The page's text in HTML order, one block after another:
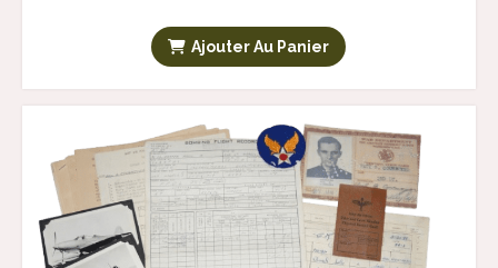
Ajouter Au Panier